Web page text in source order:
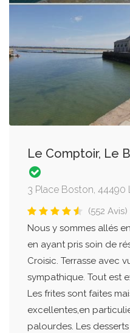
Le Comptoir, Le
3 Place Boston, 44490
(552 Avis)
Nous y sommes allés
en ayant pris soin de
Croisic. Terrasse avec
sympathique. Tout est
Les frites sont faites
excellentes,en
palourdes. Les